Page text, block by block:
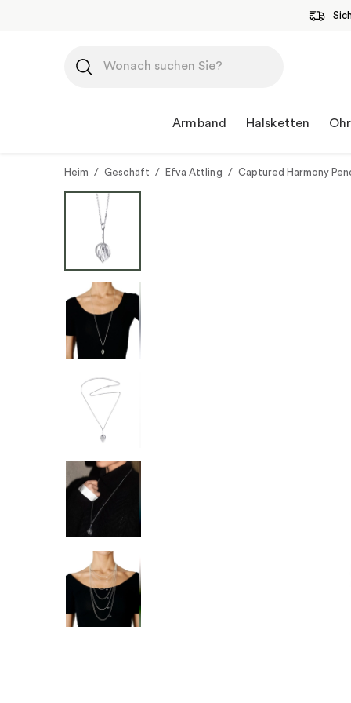
Inhalt
springen
Armband Halsketten
Heim / Geschäft / Efva Attling / Captured Harmony